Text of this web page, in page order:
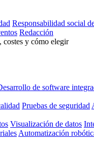
Responsabilidad social
Redacción
costes y cómo elegir
de software
Pruebas de seguridad
Visualización de datos
Automatización